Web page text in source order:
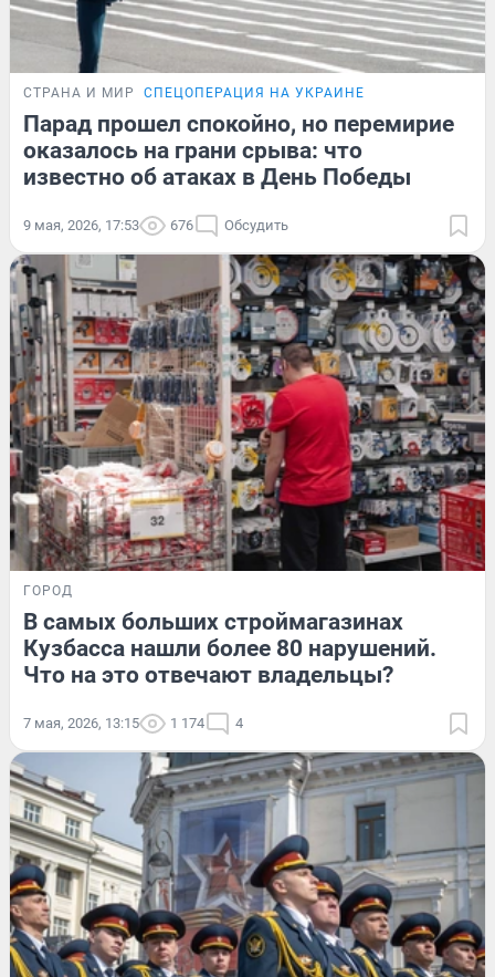
СТРАНА И МИР СПЕЦОПЕРАЦИЯ НА УКРАИНЕ
Парад прошел спокойно, но перемирие
оказалось на грани срыва: что
известно об атаках в День Победы
9 мая, 2026, 17:53 676 Обсудить
ГОРОД
В самых больших строймагазинах
Кузбасса нашли более 80 нарушений.
Что на это отвечают владельцы?
7 мая, 2026, 13:15 1 174 4